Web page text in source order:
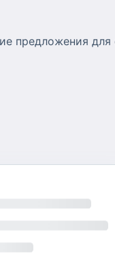
предложения для